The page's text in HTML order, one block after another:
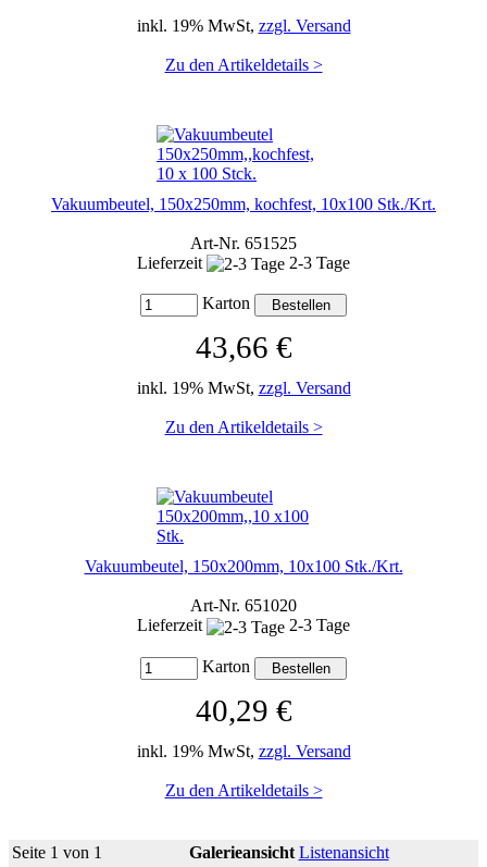
inkl. 19% MwSt, zzgl. Versand
Zu den Artikeldetails >
Vakuumbeutel, 150x250mm, kochfest, 10x100 Stk./Krt.
Art-Nr. 651525
Lieferzeit
2-3 Tage
Karton
43,66 €
inkl. 19% MwSt, zzgl. Versand
Zu den Artikeldetails >
Vakuumbeutel, 150x200mm, 10x100 Stk./Krt.
Art-Nr. 651020
Lieferzeit
2-3 Tage
Karton
40,29 €
inkl. 19% MwSt, zzgl. Versand
Zu den Artikeldetails >
Seite 1 von 1 Galerieansicht Listenansicht